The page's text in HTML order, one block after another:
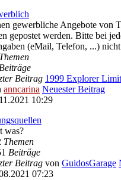
gewerbliche Angebote von
gepostet werden. Bitte bei
(eMail, Telefon, ...) nicht
Themen
Beitrag 1999 Explorer
anncarina Neuester Beitrag
10:29
was?
Themen
Beiträge
Beitrag von GuidosGarage
07:23